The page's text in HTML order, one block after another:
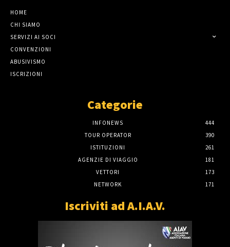
HOME
CHI SIAMO
SERVIZI AI SOCI
CONVENZIONI
ABUSIVISMO
ISCRIZIONI
Categorie
INFONEWS
444
TOUR OPERATOR
390
ISTITUZIONI
261
AGENZIE DI VIAGGIO
181
VETTORI
173
NETWORK
171
Iscriviti ad A.I.A.V.